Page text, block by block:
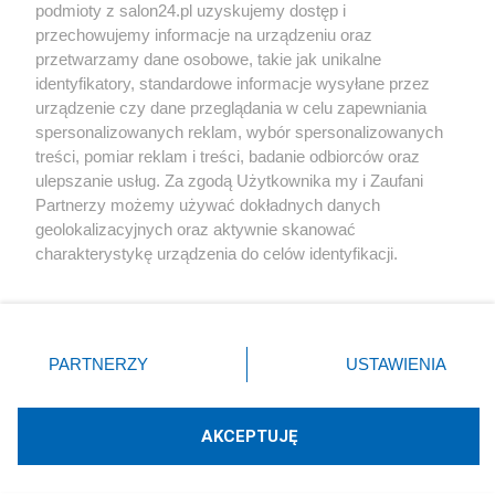
Społeczeństwo
Kultura
X Facebook Instagram Youtube
Technologię dostarcza:W3media.pl
podmioty z salon24.pl uzyskujemy dostęp i
przechowujemy informacje na urządzeniu oraz
przetwarzamy dane osobowe, takie jak unikalne
identyfikatory, standardowe informacje wysyłane przez
urządzenie czy dane przeglądania w celu zapewniania
spersonalizowanych reklam, wybór spersonalizowanych
treści, pomiar reklam i treści, badanie odbiorców oraz
ulepszanie usług. Za zgodą Użytkownika my i Zaufani
Partnerzy możemy używać dokładnych danych
geolokalizacyjnych oraz aktywnie skanować
charakterystykę urządzenia do celów identyfikacji.
zmienić/wycofać klikając przycisk ustawień prywatności
znajdujący się w lewym dolnym rogu strony
rodzaje przetwarzania danych nie wymagają zgody
użytkownika, ale masz prawo sprzeciwić się takiemu
PARTNERZY USTAWIENIA
AKCEPTUJĘ